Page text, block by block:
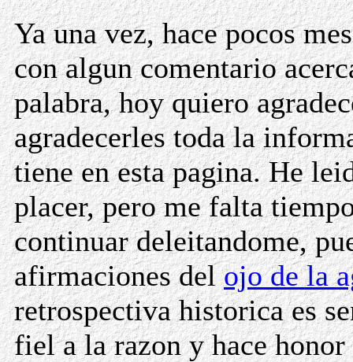
Ya una vez, hace pocos
con algun comentario
palabra, hoy quiero
agradecerles toda la
tiene en esta pagina. He
placer, pero me falta
continuar deleitandome,
afirmaciones delojo de la
retrospectiva historica es
fiel a la razon y hace honor